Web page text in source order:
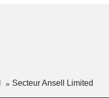
Secteur Ansell Limited